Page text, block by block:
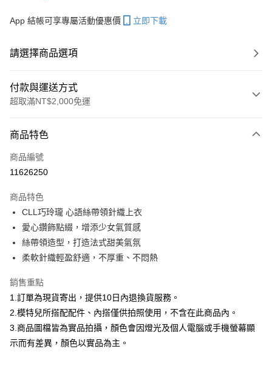
App 結帳可享專屬活動優惠價 立即下載
請選擇商品選項
付款與運送方式
超取滿NT$2,000免運
信用卡一次付款
信用卡分期付款
合作金庫商業銀行
華南商業銀行
上海商業儲蓄銀行
國泰世華商業銀行
臺灣中小企業銀行
台中商業銀行
聯邦商業銀行
元大商業銀行
永豐商業銀行
台新國際商業銀行
中國信託商業銀行
台灣樂天信用卡公司
超商取貨付款
LINE Pay
Apple Pay
悠遊付
Google Pay
全盈+PAY
商品特色
商品編號
11626250
商品特色
CLL巧玲瓏 心語絲帶領針織上衣
愛心鑽飾點綴，增添少女氣質感
絲帶領造型，打造法式甜美氣氛
柔軟針織輕盈舒適，不厚重、不悶熱
銷售重點
1.訂單為現貨寄出，提供10日內退換貨服務。
2.模特兒所搭配配件、內搭僅供拍照使用，不含在此商品內。
3.商品圖檔皆為實品拍攝，顏色會因燈光及個人電腦或手機螢幕顯
示而有差異，顏色以實品為主。